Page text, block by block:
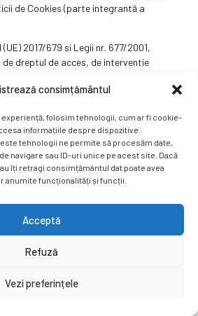
consimțământul
experiență, folosim tehnologii, cum ar fi cookie-
informațiile despre dispozitive.
tehnologii ne permite să procesăm date,
navigare sau ID-uri unice pe acest site. Dacă
îți retragi consimțământul dat poate avea
anumite funcționalități și funcții.
Acceptă
Refuză
Vezi preferințele
de Cookies (parte integrantă a
2017/679 si Legii nr. 677/2001,
dreptul de acces, de interventie
justitiei. Totodata, Utilizatorii au dreptul
drepturi, Utilizatorii pot face o
pe care o vor trimite prin e-mail la
cu specificația „Solicitare date
nu trimită mesaje spam (mesaje
nu are acceptul prealabil explicit al
securitatea si confidențialitatea